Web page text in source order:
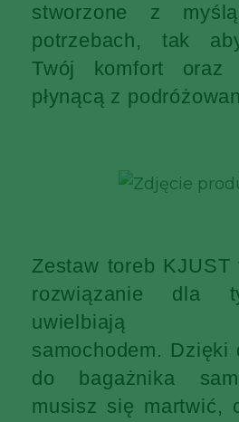
stworzone z
potrzebach, tak
Twój komfort oraz
płynącą z
Zestaw toreb KJUST
rozwiązanie dla
uwielbiają
samochodem. Dzięki
do bagażnika
musisz się martwić,